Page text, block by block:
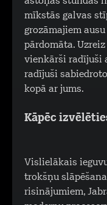
mīkstās galvas
grozāmajiem
pārdomāta.
vienkārši radījuši
radījuši
kopā ar jums.
Kāpēc
Vislielākais
trokšņu
risinājumiem,